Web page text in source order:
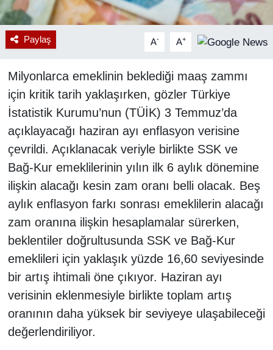
Paylaş A- A+
Milyonlarca emeklinin beklediği maaş zammı
için kritik tarih yaklaşırken, gözler Türkiye
İstatistik Kurumu’nun (TÜİK) 3 Temmuz’da
açıklayacağı haziran ayı enflasyon verisine
çevrildi. Açıklanacak veriyle birlikte SSK ve
Bağ-Kur emeklilerinin yılın ilk 6 aylık dönemine
ilişkin alacağı kesin zam oranı belli olacak. Beş
aylık enflasyon farkı sonrası emeklilerin alacağı
zam oranına ilişkin hesaplamalar sürerken,
beklentiler doğrultusunda SSK ve Bağ-Kur
emeklileri için yaklaşık yüzde 16,60 seviyesinde
bir artış ihtimali öne çıkıyor. Haziran ayı
verisinin eklenmesiyle birlikte toplam artış
oranının daha yüksek bir seviyeye ulaşabileceği
değerlendiriliyor.